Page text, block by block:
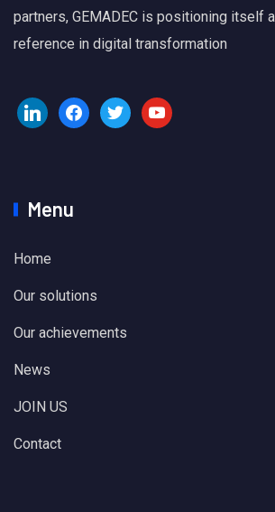
partners, GEMADEC is positioning itself
reference in digital transformation
Menu
Home
Our solutions
Our achievements
News
JOIN US
Contact